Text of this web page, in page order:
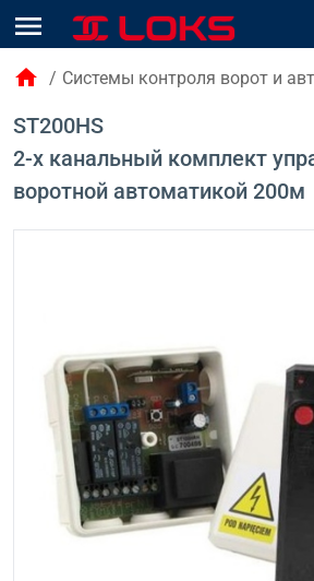
menu
home / Системы контроля ворот и
ST200HS
2-х канальный комплект
воротной автоматикой 200м